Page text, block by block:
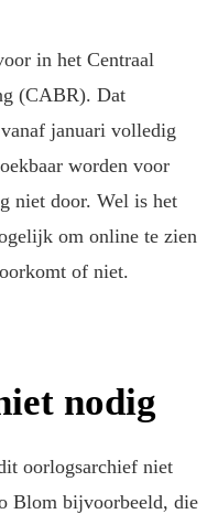
in het Centraal
(CABR). Dat
januari volledig
worden voor
niet door. Wel is het
om online te zien
of niet.
nodig
oorlogsarchief niet
Blom bijvoorbeeld, die